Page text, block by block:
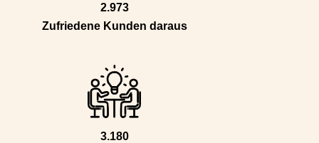
2.973
Zufriedene Kunden daraus
3.180